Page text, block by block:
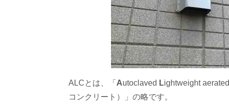
ALCとは、「 Autoclaved Lightweight aerated
コンクリート）」の略です。